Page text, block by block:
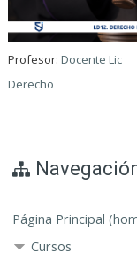
Profesor:Docente Lic
Derecho
Página Principal
Cursos